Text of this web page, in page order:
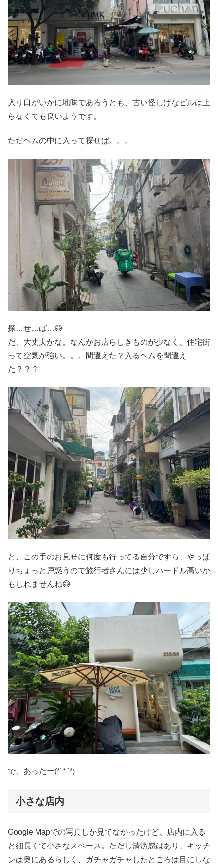
入り口がいかに地味であろうとも、古い怪しげなビルは上
らなくても良いようです。
ただヘムの中に入って探せば。。。
探…せ…ば…😅
だ、大丈夫かな。なんかお店らしきものが少なく、住宅街
って空気が強い。。。間違えた？入るヘムを間違え
た？？？
と、この手のお見せに何度も行ってる自分ですら、やっぱ
りちょっと戸惑うので旅行者さんには少しハードル高いか
もしれませんね😅
で、あったー(*´꒳`*)
小さな店内
Google Mapでの写真しか見てなかったけど、店内に入る
と細長くて小さなスペース。ただし清潔感はあり、キッチ
ンは奥にあるらしく、ガチャガチャしたところは目にしな